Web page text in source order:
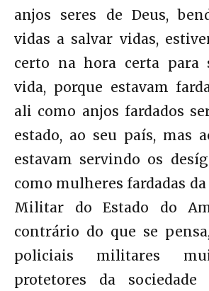
anjos seres de Deus,
vidas a salvar vidas,
certo na hora certa para
vida, porque estavam
ali como anjos fardados
estado, ao seu país, mas
estavam servindo os
como mulheres fardadas
Militar do Estado do
contrário do que se
policiais militares
protetores da